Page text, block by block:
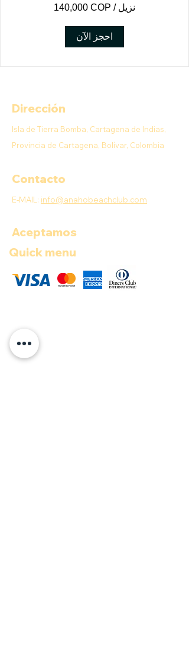
‏140,000 COP / نزيل
احجز الآن
Dirección
Isla de Tierra Bomba, Cartagena de Indias,
Provincia de Cartagena, Bolívar, Colombia
Contacto
E-MAIL: info@anahobeachclub.com
Aceptamos
Quick menu